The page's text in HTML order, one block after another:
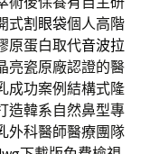
式割眼袋個人高階
原蛋白取代音波拉
亮瓷原廠認證的醫
成功案例結構式隆
造韓系自然鼻型專
外科醫師醫療團隊